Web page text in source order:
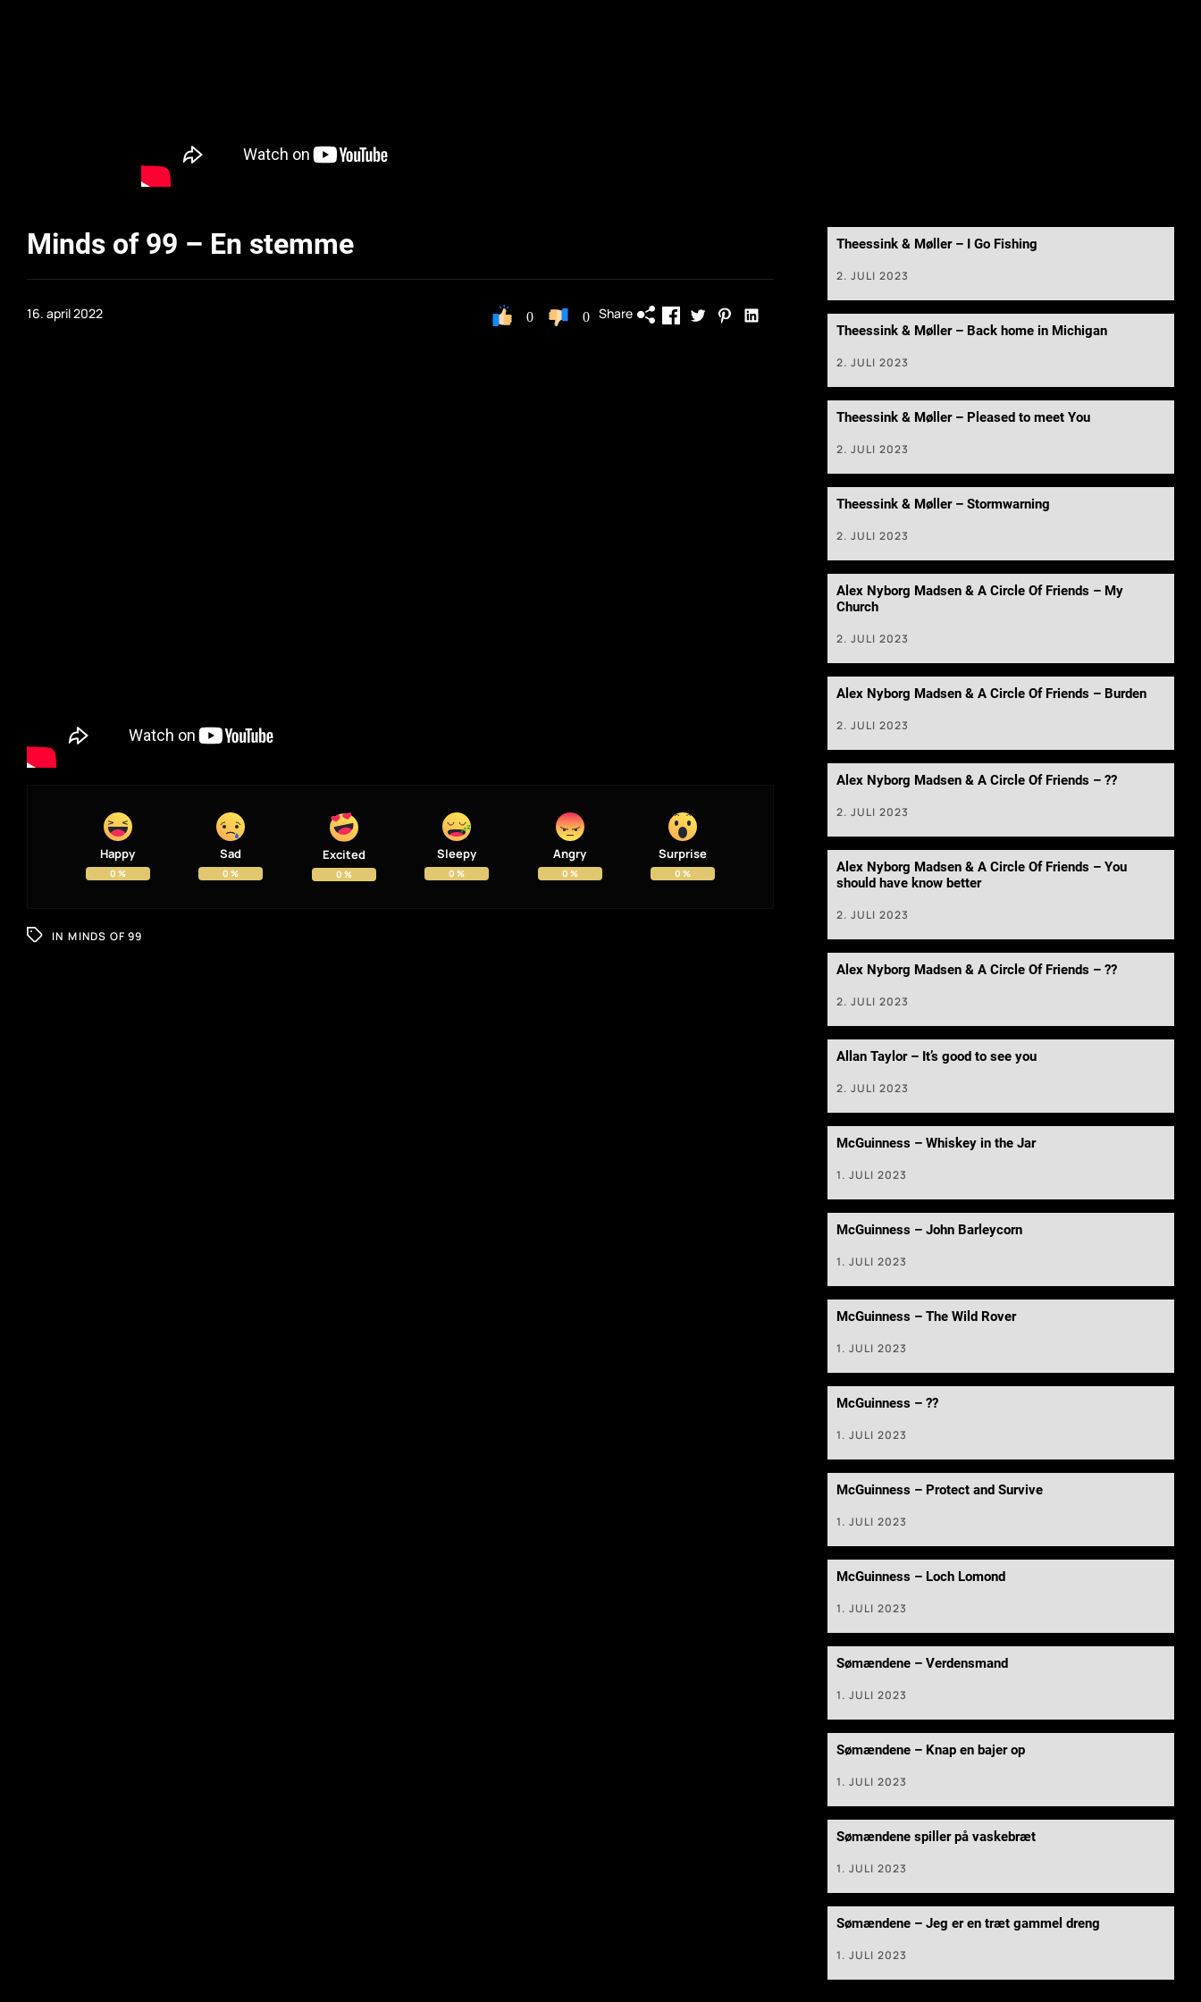
Minds of 99 – En stemme
16. april 2022 0 0 Share
Happy
0 %
Sad
0 %
Excited
0 %
Sleepy
0 %
Angry
0 %
Surprise
0 %
IN MINDS OF 99
Theessink & Møller – I Go Fishing
2. JULI 2023
Theessink & Møller – Back home in Michigan
2. JULI 2023
Theessink & Møller – Pleased to meet You
2. JULI 2023
Theessink & Møller – Stormwarning
2. JULI 2023
Alex Nyborg Madsen & A Circle Of Friends – My
Church
2. JULI 2023
Alex Nyborg Madsen & A Circle Of Friends – Burden
2. JULI 2023
Alex Nyborg Madsen & A Circle Of Friends – ??
2. JULI 2023
Alex Nyborg Madsen & A Circle Of Friends – You
should have know better
2. JULI 2023
Alex Nyborg Madsen & A Circle Of Friends – ??
2. JULI 2023
Allan Taylor – It’s good to see you
2. JULI 2023
McGuinness – Whiskey in the Jar
1. JULI 2023
McGuinness – John Barleycorn
1. JULI 2023
McGuinness – The Wild Rover
1. JULI 2023
McGuinness – ??
1. JULI 2023
McGuinness – Protect and Survive
1. JULI 2023
McGuinness – Loch Lomond
1. JULI 2023
Sømændene – Verdensmand
1. JULI 2023
Sømændene – Knap en bajer op
1. JULI 2023
Sømændene spiller på vaskebræt
1. JULI 2023
Sømændene – Jeg er en træt gammel dreng
1. JULI 2023